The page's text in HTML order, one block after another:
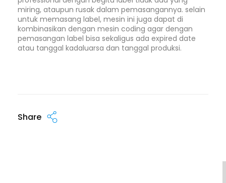
miring, ataupun rusak dalam pemasangannya. selain
untuk memasang label, mesin ini juga dapat di
kombinasikan dengan mesin coding agar dengan
pemasangan label bisa sekaligus ada expired date
atau tanggal kadaluarsa dan tanggal produksi.
Share